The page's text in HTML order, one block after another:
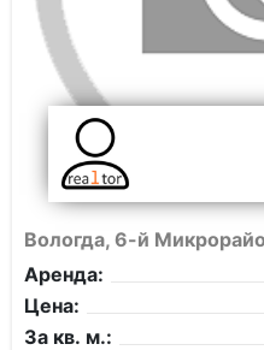
Вологда, 6-й
Аренда:
Цена:
За кв. м.: